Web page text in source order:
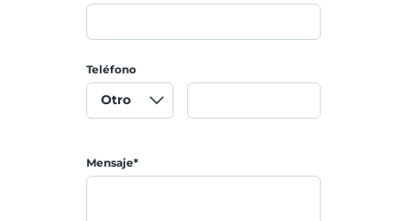
Teléfono
Mensaje*